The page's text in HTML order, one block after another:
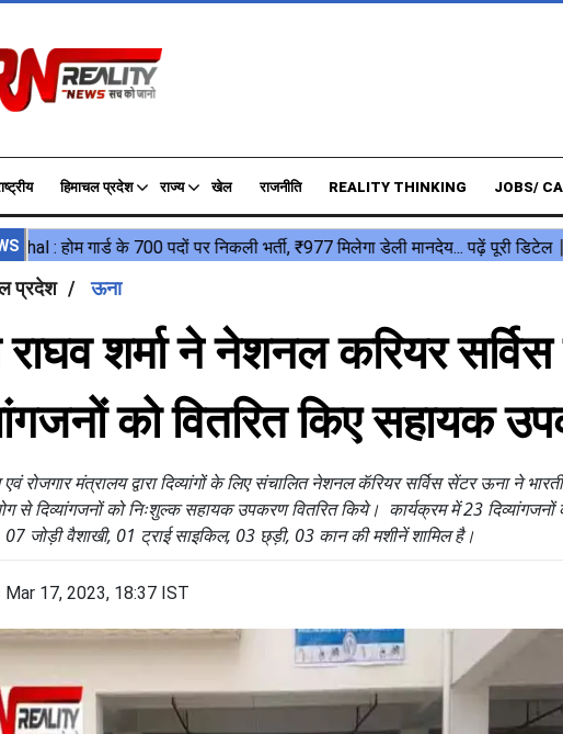
हिमाचल प्रदेश राज्य खेल राजनीति REALITY THINKING JOBS/
प्रदेश ऊना
शर्मा ने नेशनल करियर
को वितरित किए सहायक
रोजगार मंत्रालय द्वारा दिव्यांगों के लिए संचालित नेशनल कॅरियर सर्विस सेंटर ऊना ने
से दिव्यांगजनों को निःशुल्क सहायक उपकरण वितरित किये। कार्यक्रम में 23
जोड़ी वैशाखी, 01 ट्राई साइकिल, 03 छ्ड़ी, 03 कान की मशीनें शामिल है।
Mar 17, 2023, 18:37 IST